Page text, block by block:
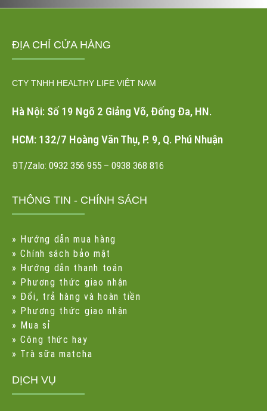
ĐỊA CHỈ CỬA HÀNG
CTY TNHH HEALTHY LIFE VIỆT NAM
Hà Nội: Số 19 Ngõ 2 Giảng Võ, Đống Đa, HN.
HCM: 132/7 Hoàng Văn Thụ, P. 9, Q. Phú Nhuận
ĐT/Zalo: 0932 356 955 – 0938 368 816
THÔNG TIN - CHÍNH SÁCH
» Hướng dẫn mua hàng
»Chính sách bảo mật
» Hướng dẫn thanh toán
» Phương thức giao nhận
» Đổi, trả hàng và hoàn tiền
» Phương thức giao nhận
» Mua sỉ
»Công thức hay
» Trà sữa matcha
DỊCH VỤ